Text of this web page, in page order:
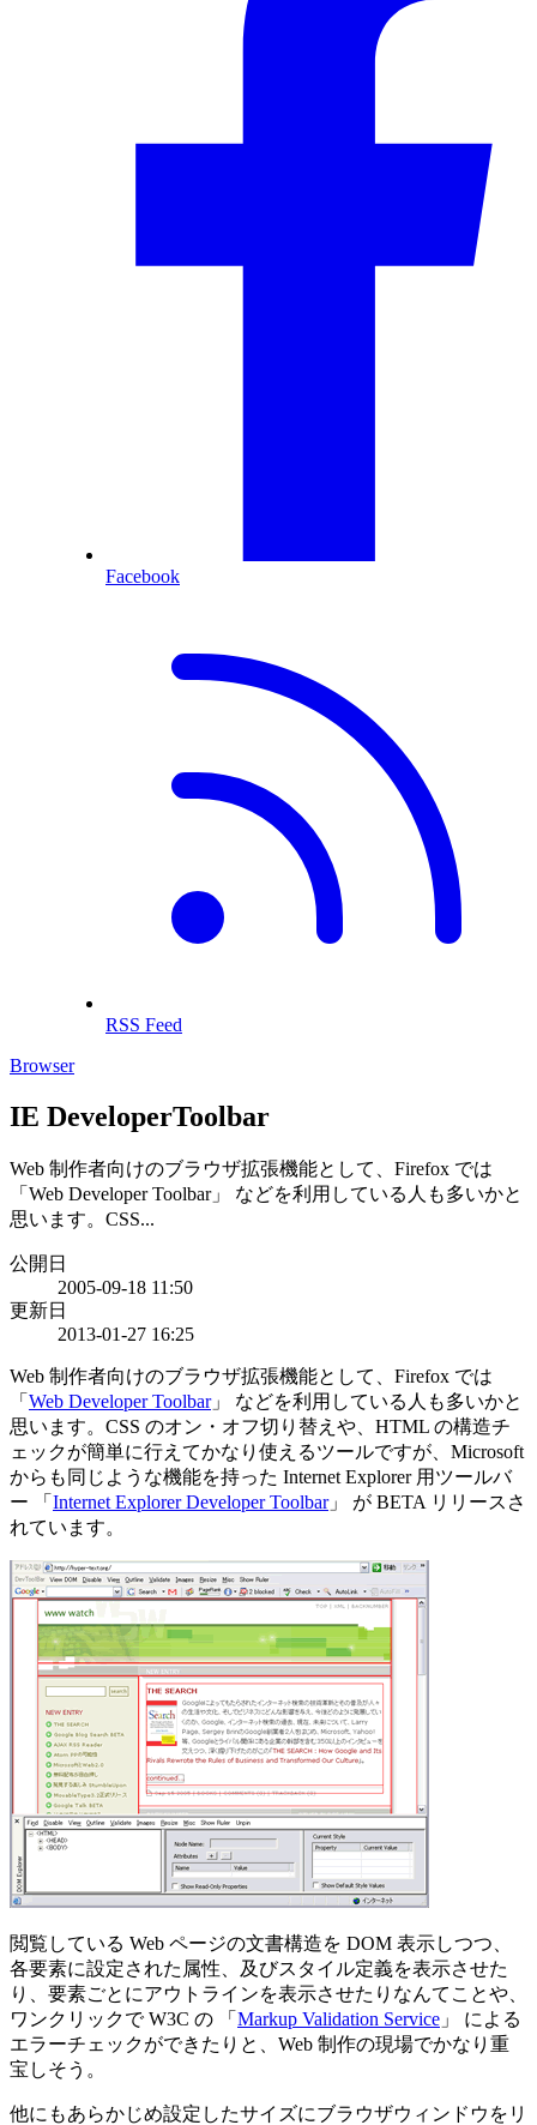
Facebook
RSS Feed
Browser
IE DeveloperToolbar
Web 制作者向けのブラウザ拡張機能として、Firefox では
「Web Developer Toolbar」 などを利用している人も多いかと
思います。CSS...
公開日
2005-09-18 11:50
更新日
2013-01-27 16:25
Web 制作者向けのブラウザ拡張機能として、Firefox では
「 Web Developer Toolbar」 などを利用している人も多いかと
思います。CSS のオン・オフ切り替えや、HTML の構造チ
ェックが簡単に行えてかなり使えるツールですが、Microsoft
からも同じような機能を持った Internet Explorer 用ツールバ
ー 「 Internet Explorer Developer Toolbar」 が BETA リリースさ
れています。
閲覧している Web ページの文書構造を DOM 表示しつつ、
各要素に設定された属性、及びスタイル定義を表示させた
り、要素ごとにアウトラインを表示させたりなんてことや、
ワンクリックで W3C の 「 Markup Validation Service 」 による
エラーチェックができたりと、Web 制作の現場でかなり重
宝しそう。
他にもあらかじめ設定したサイズにブラウザウィンドウをリ